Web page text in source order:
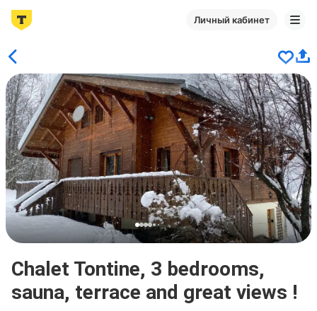
Личный кабинет
Chalet Tontine, 3 bedrooms,
sauna, terrace and great views !